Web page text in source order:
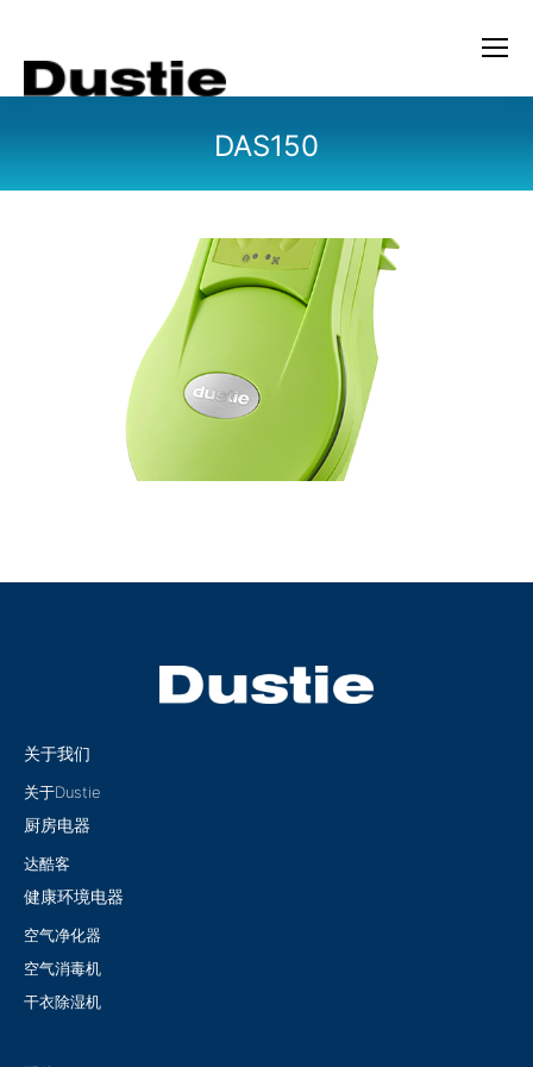
DAS150
关于我们
关于Dustie
厨房电器
达酷客
健康环境电器
空气净化器
空气消毒机
干衣除湿机